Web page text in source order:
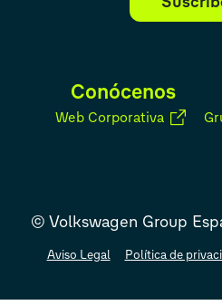
Conócenos
Web Corporativa
© Volkswagen Group
Aviso Legal Política de